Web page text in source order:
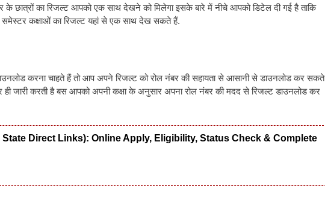
के छात्रों का रिजल्ट आपको एक साथ देखने को मिलेगा इसके बारे में नीचे आपको डिटेल दी गई है ताकि
कक्षाओं का रिजल्ट यहां से एक साथ देख सकते हैं.
करना चाहते हैं तो आप अपने रिजल्ट को रोल नंबर की सहायता से आसानी से डाउनलोड कर सकते
जारी करती है बस आपको अपनी कक्षा के अनुसार अपना रोल नंबर की मदद से रिजल्ट डाउनलोड कर
(All State Direct Links): Online Apply, Eligibility, Status Check & Complete